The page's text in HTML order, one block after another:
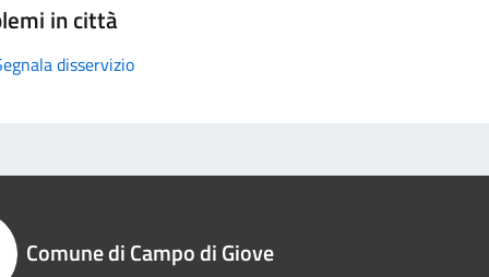
in città
disservizio
Comune di Campo di Giove